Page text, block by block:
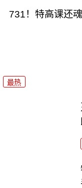
731！特高课还
最热